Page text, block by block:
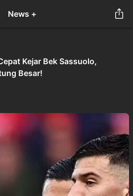
News +
Kejar Bek Sassuolo,
Besar!